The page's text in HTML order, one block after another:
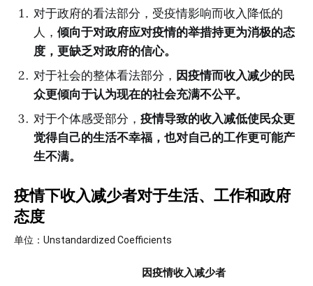
对于政府的看法部分，受疫情影响而收入降低的
人， 倾向于对政府应对疫情的举措持更为消极的态
度，更缺乏对政府的信心。
对于社会的整体看法部分， 因疫情而收入减少的民
众更倾向于认为现在的社会充满不公平。
对于个体感受部分， 疫情导致的收入减低使民众更
觉得自己的生活不幸福，也对自己的工作更可能产
生不满。